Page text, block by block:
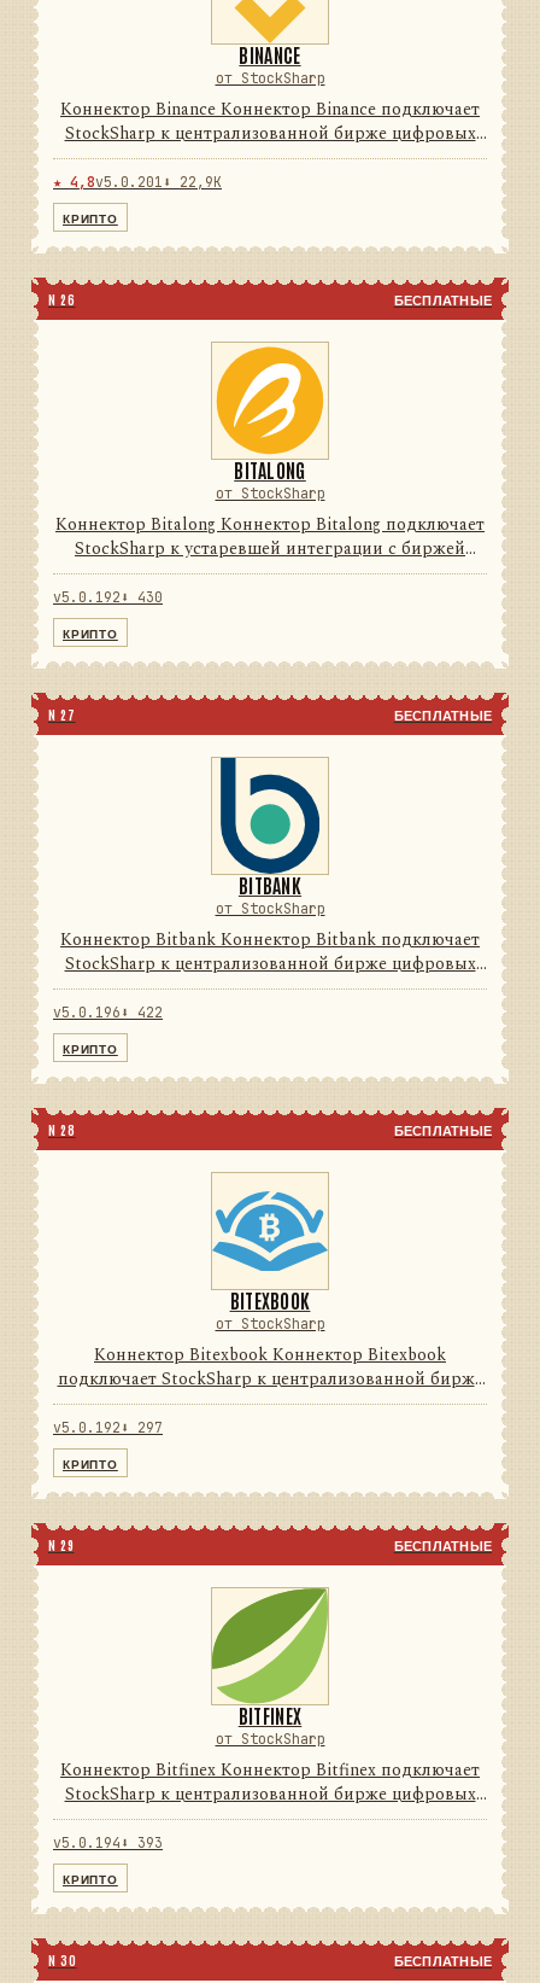
BINANCE
от StockSharp
Коннектор Binance Коннектор Binance подключает
StockSharp к централизованной бирже цифровых
активов. Он переводит данные и операции
провайдера в единую модель сообщений
StockSharp, поэтому приложения ...
★ 4,8v5.0.201 ⬇ 22,9K
КРИПТО
N 26 БЕСПЛАТНЫЕ
BITALONG
от StockSharp
Коннектор Bitalong Коннектор Bitalong подключает
StockSharp к устаревшей интеграции с биржей
цифровых активов. Он переводит данные и
операции провайдера в единую модель сообщений
v5.0.192 ⬇ 430
КРИПТО
N 27 БЕСПЛАТНЫЕ
BITBANK
от StockSharp
Коннектор Bitbank Коннектор Bitbank подключает
StockSharp к централизованной бирже цифровых
активов. Он переводит данные и операции
провайдера в единую модель сообщений
StockSharp, поэтому приложения ...
v5.0.196 ⬇ 422
КРИПТО
N 28 БЕСПЛАТНЫЕ
BITEXBOOK
от StockSharp
Коннектор Bitexbook Коннектор Bitexbook
подключает StockSharp к централизованной бирже
цифровых активов. Он переводит данные и
операции провайдера в единую модель сообщений
v5.0.192 ⬇ 297
КРИПТО
N 29 БЕСПЛАТНЫЕ
BITFINEX
от StockSharp
Коннектор Bitfinex Коннектор Bitfinex подключает
StockSharp к централизованной бирже цифровых
активов. Он переводит данные и операции
провайдера в единую модель сообщений
v5.0.194 ⬇ 393
КРИПТО
N 30 БЕСПЛАТНЫЕ